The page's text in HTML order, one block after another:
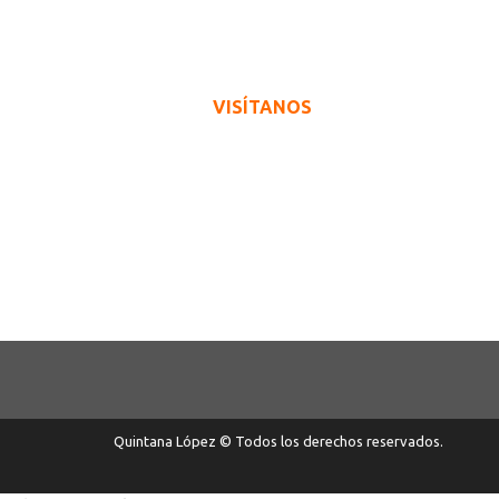
VISÍTANOS
Quintana López © Todos los derechos reservados.